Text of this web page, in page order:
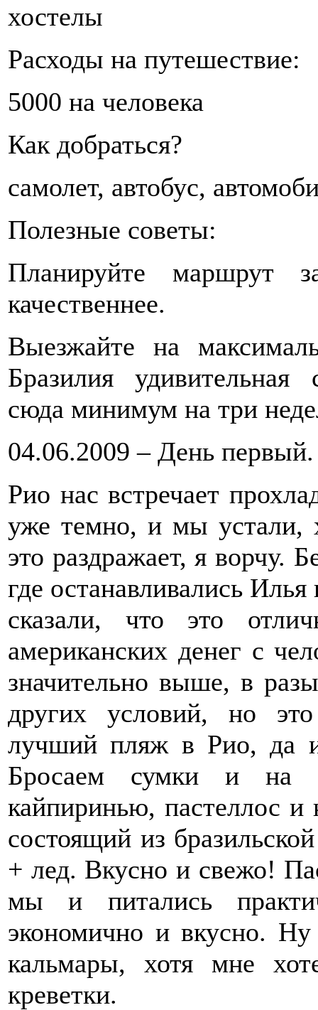
хостелы
Расходы на путешествие:
5000 на человека
Как добраться?
самолет, автобус,
Полезные советы:
Планируйте маршрут
качественнее.
Выезжайте на
Бразилия
сюда минимум на три
04.06.2009 – День
Рио нас встречает
уже темно, и мы устали,
это раздражает, я ворчу.
где останавливались
сказали, что это
американских денег с
значительно выше, в
других условий, но
лучший пляж в Рио, да
Бросаем сумки и на
кайпиринью, пастеллос и
состоящий из
+ лед. Вкусно и свежо!
мы и питались
экономично и вкусно.
кальмары, хотя мне
креветки.